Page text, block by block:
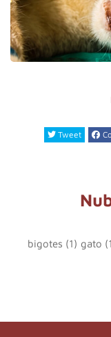
Tweet
bigotes (1) gato